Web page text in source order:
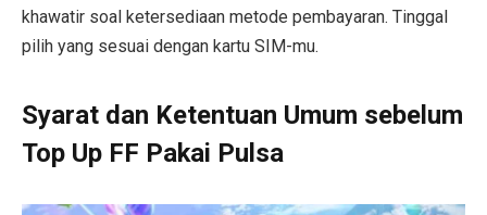
khawatir soal ketersediaan metode pembayaran. Tinggal
pilih yang sesuai dengan kartu SIM-mu.
Syarat dan Ketentuan Umum sebelum
Top Up FF Pakai Pulsa